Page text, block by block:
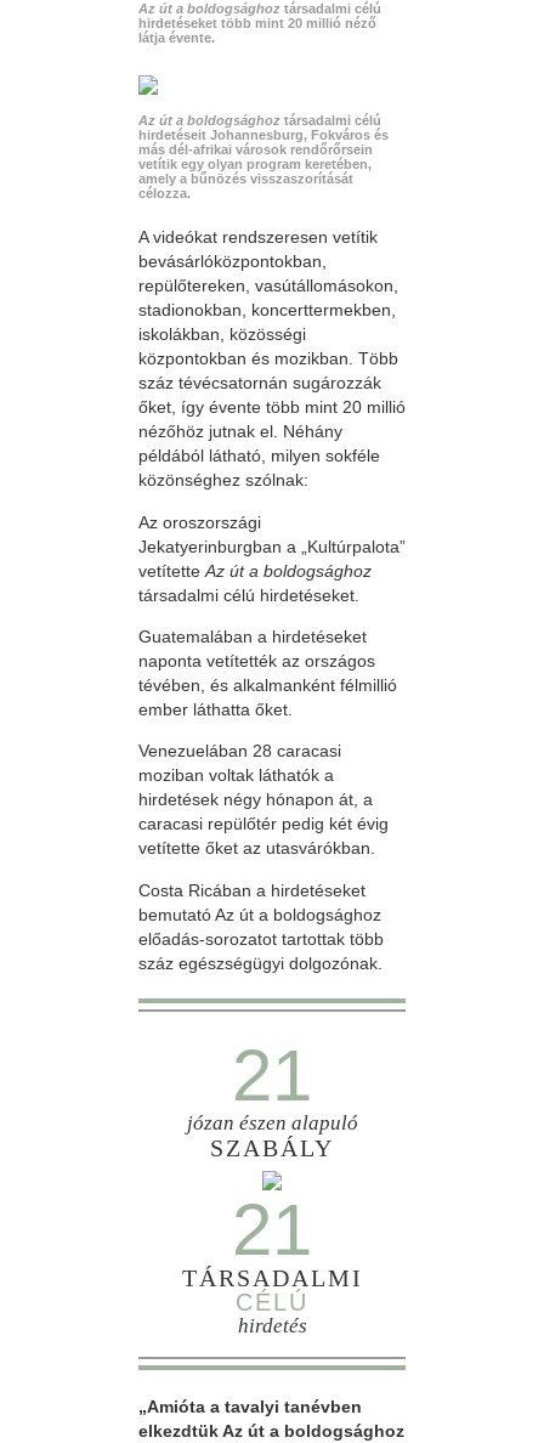
Az út a boldogsághoz társadalmi célú
hirdetéseket több mint 20 millió néző
látja évente.
Az út a boldogsághoz társadalmi célú
hirdetéseit Johannesburg, Fokváros és
más dél-afrikai városok rendőrőrsein
vetítik egy olyan program keretében,
amely a bűnözés visszaszorítását
célozza.
A videókat rendszeresen vetítik
bevásárlóközpontokban,
repülőtereken, vasútállomásokon,
stadionokban, koncerttermekben,
iskolákban, közösségi
központokban és mozikban. Több
száz tévécsatornán sugározzák
őket, így évente több mint 20 millió
nézőhöz jutnak el. Néhány
példából látható, milyen sokféle
közönséghez szólnak:
Az oroszországi
Jekatyerinburgban a „Kultúrpalota”
vetítette Az út a boldogsághoz
társadalmi célú hirdetéseket.
Guatemalában a hirdetéseket
naponta vetítették az országos
tévében, és alkalmanként félmillió
ember láthatta őket.
Venezuelában 28 caracasi
moziban voltak láthatók a
hirdetések négy hónapon át, a
caracasi repülőtér pedig két évig
vetítette őket az utasvárókban.
Costa Ricában a hirdetéseket
bemutató Az út a boldogsághoz
előadás-sorozatot tartottak több
száz egészségügyi dolgozónak.
21
józan észen alapuló
SZABÁLY
21
TÁRSADALMI
CÉLÚ
hirdetés
„Amióta a tavalyi tanévben
elkezdtük Az út a boldogsághoz